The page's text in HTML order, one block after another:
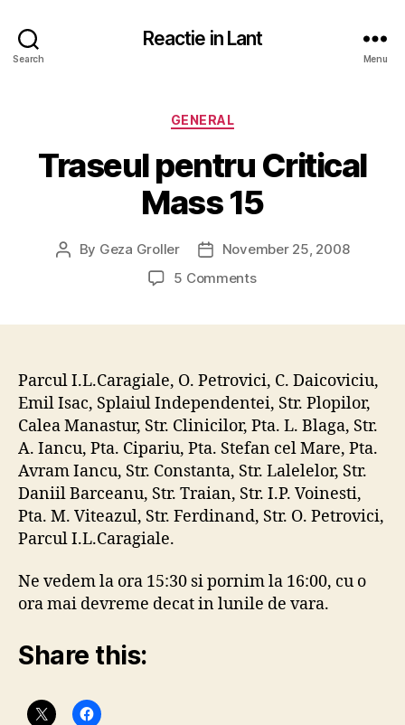
Search
Reactie in Lant
Menu
Categories
GENERAL
Traseul pentru Critical
Mass 15
Post
By Geza Groller
PostNovember 25, 2008
5 Commentson
15
Parcul I.L.Caragiale, O. Petrovici, C. Daicoviciu,
Emil Isac, Splaiul Independentei, Str. Plopilor,
Calea Manastur, Str. Clinicilor, Pta. L. Blaga, Str.
A. Iancu, Pta. Cipariu, Pta. Stefan cel Mare, Pta.
Avram Iancu, Str. Constanta, Str. Lalelelor, Str.
Daniil Barceanu, Str. Traian, Str. I.P. Voinesti,
Pta. M. Viteazul, Str. Ferdinand, Str. O. Petrovici,
Parcul I.L.Caragiale.
Ne vedem la ora 15:30 si pornim la 16:00, cu o
ora mai devreme decat in lunile de vara.
Share this: